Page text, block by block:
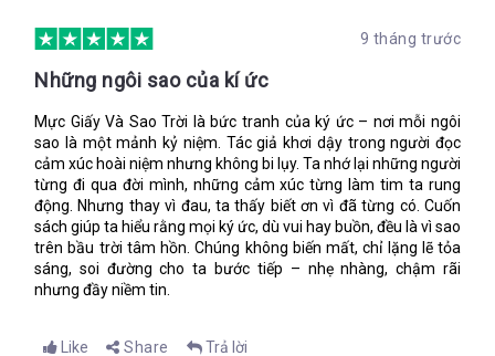
“Cậu nghe thấy mà phải không Lupe? Có rất nhiều nơi chúng
ta phải thấy.”
Một khuôn mặt đen thui và lo lắng lướt qua tầm nhìn. Tôi nheo
mắt tập trung, rồi nhắm mắt lại. Cú sốc khiến tôi lạnh rợn
người. Tôi chết rồi, có lẽ là thế.
Nhưng tôi không cảm thấy mình đã chết. Tôi cảm nhận được
mặt đất, cảm nhận mạch đập ở cổ.
Tôi ngước nhìn thêm lần nữa. Lọn tóc quăn dày đen bóng bết
thành tím, gương mặt nhọ nhem mà Señora Adori không bao
9 tháng trước
Những ngôi sao của kí ức
Mực Giấy Và Sao Trời là bức tranh của ký ức – nơi mỗi ngôi
sao là một mảnh kỷ niệm. Tác giả khơi dậy trong người đọc
cảm xúc hoài niệm nhưng không bi lụy. Ta nhớ lại những người
từng đi qua đời mình, những cảm xúc từng làm tim ta rung
động. Nhưng thay vì đau, ta thấy biết ơn vì đã từng có. Cuốn
sách giúp ta hiểu rằng mọi ký ức, dù vui hay buồn, đều là vì sao
trên bầu trời tâm hồn. Chúng không biến mất, chỉ lặng lẽ tỏa
sáng, soi đường cho ta bước tiếp – nhẹ nhàng, chậm rãi
nhưng đầy niềm tin.
Like Share Trả lời